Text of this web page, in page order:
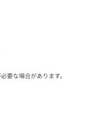
要な場合があります。